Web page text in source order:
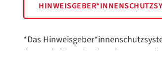
*Das
Ihnen als hinweisgebende Person die